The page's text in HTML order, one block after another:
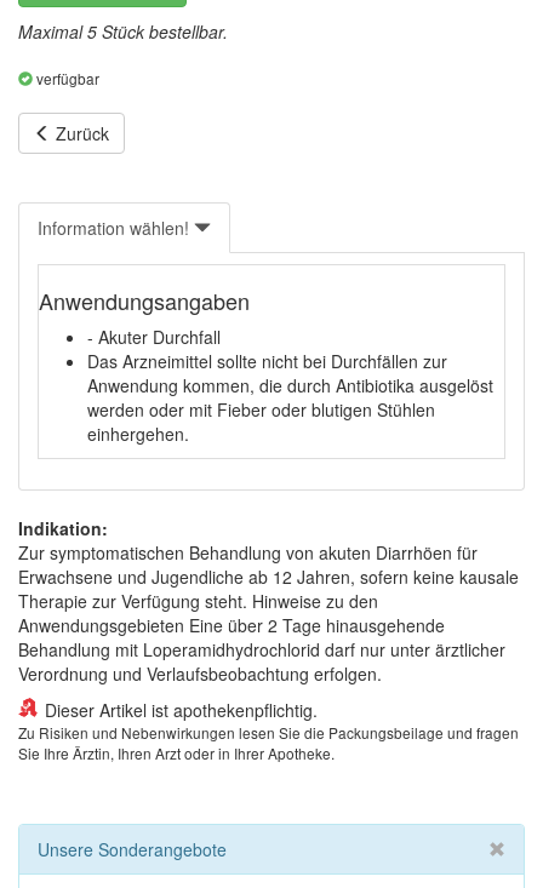
Maximal 5 Stück bestellbar.
verfügbar
Zurück
Information wählen!
Anwendungsangaben
- Akuter Durchfall
Das Arzneimittel sollte nicht bei Durchfällen zur
Anwendung kommen, die durch Antibiotika ausgelöst
werden oder mit Fieber oder blutigen Stühlen
einhergehen.
Indikation:
Zur symptomatischen Behandlung von akuten Diarrhöen für
Erwachsene und Jugendliche ab 12 Jahren, sofern keine kausale
Therapie zur Verfügung steht. Hinweise zu den
Anwendungsgebieten Eine über 2 Tage hinausgehende
Behandlung mit Loperamidhydrochlorid darf nur unter ärztlicher
Verordnung und Verlaufsbeobachtung erfolgen.
Dieser Artikel ist apothekenpflichtig.
Zu Risiken und Nebenwirkungen lesen Sie die Packungsbeilage und fragen
Sie Ihre Ärztin, Ihren Arzt oder in Ihrer Apotheke.
Unsere Sonderangebote